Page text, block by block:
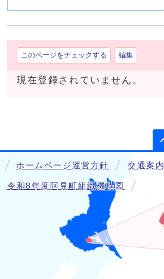
このページをチェックする 編集
現在登録されていません。
ホームページ運営方針 交通案内
令和8年度阿見町組織機構図